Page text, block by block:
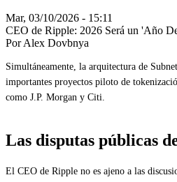
Mar, 03/10/2026 - 15:11
CEO de Ripple: 2026 Será un 'Año
Por Alex Dovbnya
Simultáneamente, la arquitectura de
importantes proyectos piloto de
como J.P. Morgan y Citi.
Las disputas públicas
El CEO de Ripple no es ajeno a las